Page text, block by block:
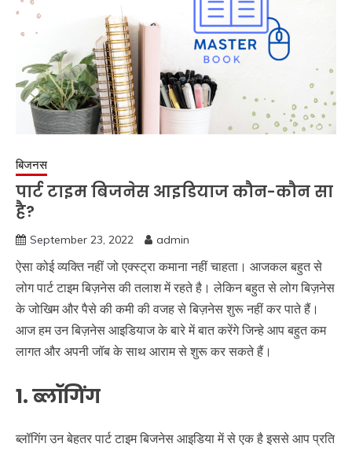
बिजनस
पार्ट टाइम बिजनेस आइडियाज कौन-कौन सा
है?
September 23, 2022 admin
ऐसा कोई व्यक्ति नहीं जो एक्स्ट्रा कमाना नहीं चाहता। आजकल बहुत से
लोग पार्ट टाइम बिज़नेस की तलाश में रहते है। लेकिन बहुत से लोग बिज़नेस
के जोखिम और पैसे की कमी की वजह से बिज़नेस शुरू नहीं कर पाते हैं।
आज हम उन बिज़नेस आइडियाज के बारे में बात करेंगे जिन्हे आप बहुत कम
लागत और अपनी जॉब के साथ आराम से शुरू कर सकते हैं।
1. ब्लॉगिंग
ब्लॉगिंग उन बेहतर पार्ट टाइम बिजनेस आइडिया में से एक है इससे आप प्रति